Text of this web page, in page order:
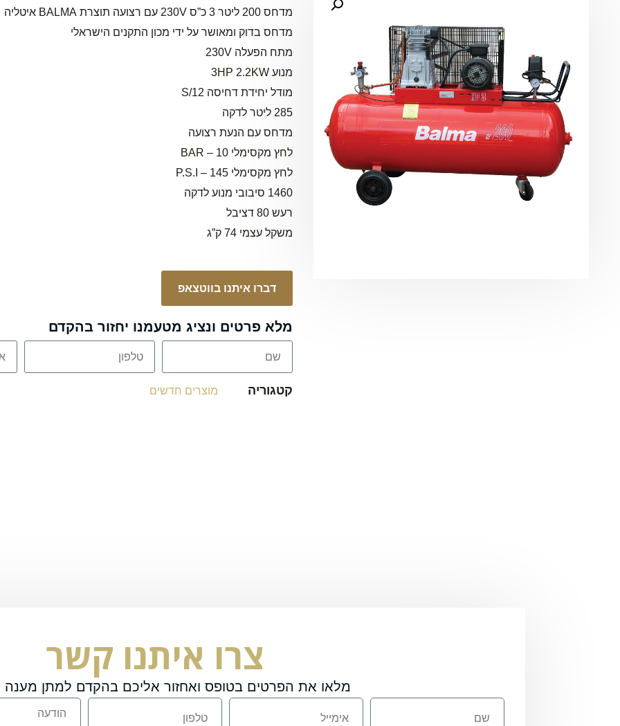
מדחס 200 ליטר 3 כ”ס 230V עם רצועה תוצרת BALMA איטליה
מדחס בדוק ומאושר על ידי מכון התקנים הישראלי
מתח הפעלה 230V
מנוע 3HP 2.2KW
מודל יחידת דחיסה S/12
285 ליטר לדקה
מדחס עם הנעת רצועה
לחץ מקסימלי 10 – BAR
לחץ מקסימלי 145 – P.S.I
1460 סיבובי מנוע לדקה
רעש 80 דציבל
משקל עצמי 74 ק”ג
דברו איתנו בווטצאפ
מלא פרטים ונציג מטעמנו יחזור בהקדם
קטגוריה מוצרים חדשים
צרו איתנו קשר
מלאו את הפרטים בטופס ואחזור אליכם בהקדם למתן מענה